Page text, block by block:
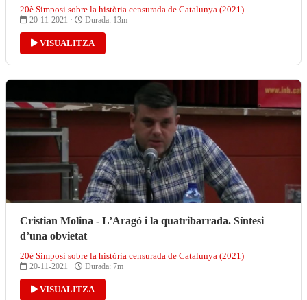
20è Simposi sobre la història censurada de Catalunya (2021)
20-11-2021 · Durada: 13m
VISUALITZA
Cristian Molina - L’Aragó i la quatribarrada. Síntesi
d’una obvietat
20è Simposi sobre la història censurada de Catalunya (2021)
20-11-2021 · Durada: 7m
VISUALITZA